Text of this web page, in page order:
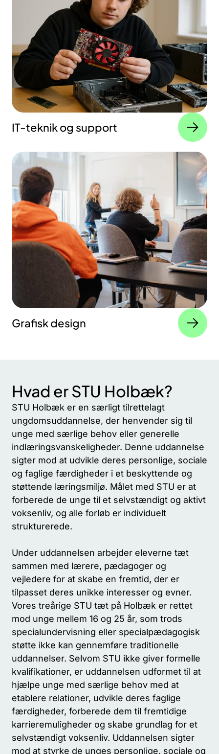
IT-teknik og support
Grafisk design​
Hvad er STU Holbæk?
STU Holbæk er en særligt tilrettelagt
ungdomsuddannelse, der henvender sig til
unge med særlige behov eller generelle
indlæringsvanskeligheder. Denne uddannelse
sigter mod at udvikle deres personlige, sociale
og faglige færdigheder i et beskyttende og
støttende læringsmiljø. Målet med STU er at
forberede de unge til et selvstændigt og aktivt
voksenliv, og alle forløb er individuelt
strukturerede.
Under uddannelsen arbejder eleverne tæt
sammen med lærere, pædagoger og
vejledere for at skabe en fremtid, der er
tilpasset deres unikke interesser og evner.
Vores treårige STU tæt på Holbæk er rettet
mod unge mellem 16 og 25 år, som trods
specialundervisning eller specialpædagogisk
støtte ikke kan gennemføre traditionelle
uddannelser. Selvom STU ikke giver formelle
kvalifikationer, er uddannelsen udformet til at
hjælpe unge med særlige behov med at
etablere relationer, udvikle deres faglige
færdigheder, forberede dem til fremtidige
karrieremuligheder og skabe grundlag for et
selvstændigt voksenliv. Uddannelsen sigter
mod at styrke de unges personlige, sociale og